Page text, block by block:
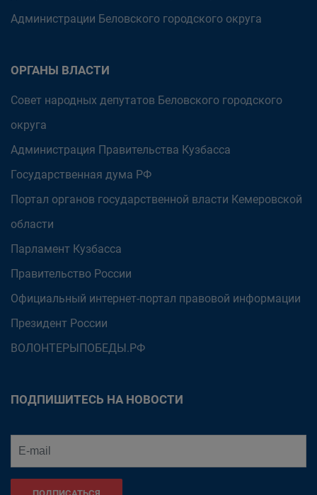
Администрации Беловского городского округа
ОРГАНЫ ВЛАСТИ
Совет народных депутатов Беловского городского
округа
Администрация Правительства Кузбасса
Государственная дума РФ
Портал органов государственной власти Кемеровской
области
Парламент Кузбасса
Правительство России
Официальный интернет-портал правовой информации
Президент России
ВОЛОНТЕРЫПОБЕДЫ.РФ
ПОДПИШИТЕСЬ НА НОВОСТИ